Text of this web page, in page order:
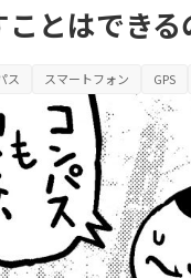
とはできる
ス スマートフォン GPS